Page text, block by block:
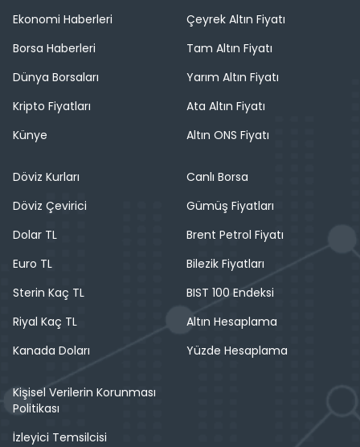
Ekonomi Haberleri
Borsa Haberleri
Dünya Borsaları
Kripto Fiyatları
Künye
Çeyrek Altın Fiyatı
Tam Altın Fiyatı
Yarım Altın Fiyatı
Ata Altın Fiyatı
Altın ONS Fiyatı
Döviz Kurları
Döviz Çevirici
Dolar TL
Euro TL
Sterin Kaç TL
Riyal Kaç TL
Kanada Doları
Canlı Borsa
Gümüş Fiyatları
Brent Petrol Fiyatı
Bilezik Fiyatları
BIST 100 Endeksi
Altın Hesaplama
Yüzde Hesaplama
Kişisel Verilerin Korunması
Politikası
İzleyici Temsilcisi